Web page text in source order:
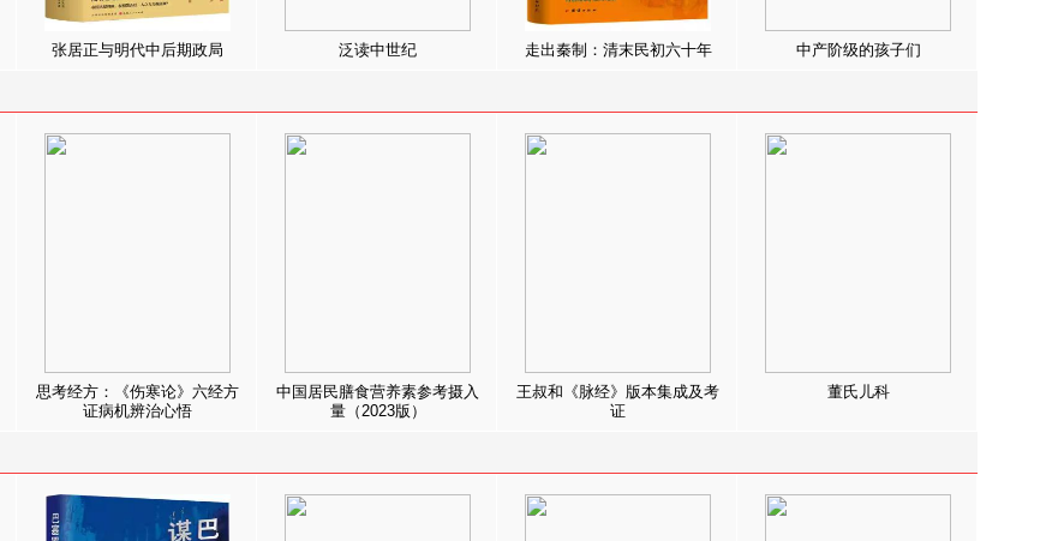
张居正与明代中后期政局 泛读中世纪 走出秦制：清末民初六十年 中产阶级的孩子们
思考经方：《伤寒论》六经方
证病机辨治心悟
中国居民膳食营养素参考摄入
量（2023版）
王叔和《脉经》版本集成及考
证
董氏儿科